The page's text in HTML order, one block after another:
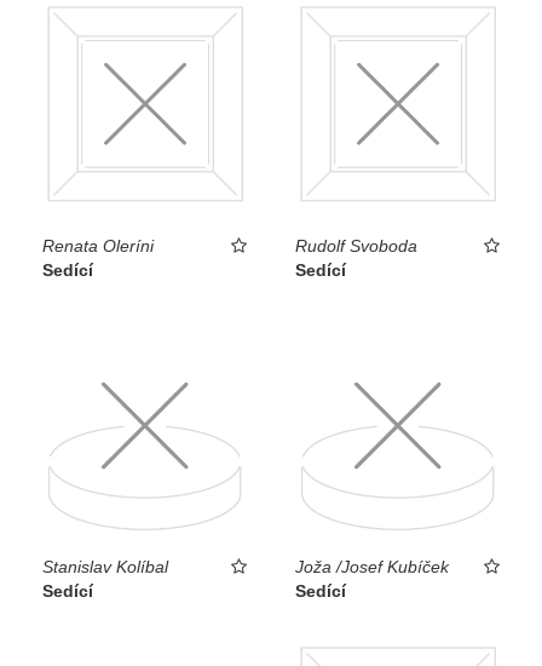
Renata Oleríni
Sedící
Rudolf Svoboda
Sedící
Stanislav Kolíbal
Sedící
Joža /Josef Kubíček
Sedící